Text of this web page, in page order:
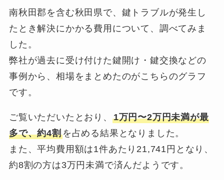
南秋田郡を含む秋田県で、鍵トラブルが発生し
たとき解決にかかる費用について、調べてみま
した。
弊社が過去に受け付けた鍵開け・鍵交換などの
事例から、相場をまとめたのがこちらのグラフ
です。
ご覧いただいたとおり、 1万円〜2万円未満が最
多で、約4割を占める結果となりました。
また、平均費用額は1件あたり21,741円となり、
約8割の方は3万円未満で済んだようです。